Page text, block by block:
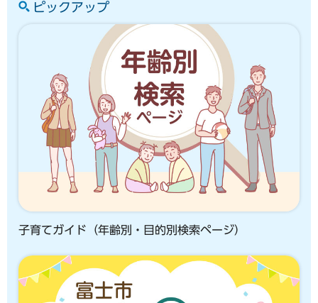
ピックアップ
子育てガイド（年齢別・目的別検索ページ）